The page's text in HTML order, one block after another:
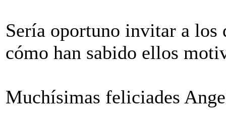
Sería oportuno invitar a los
cómo han sabido ellos
Muchísimas feliciades